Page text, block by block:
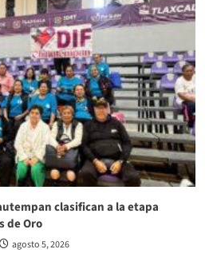
clasifican a la etapa
de Oro
agosto 5, 2026